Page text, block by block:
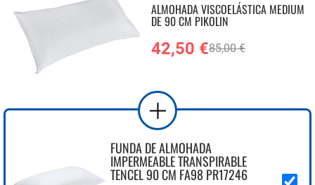
ALMOHADA VISCOELÁSTICA MEDIUM
DE 90 CM PIKOLIN
42,50 €85,00 €
FUNDA DE ALMOHADA
IMPERMEABLE TRANSPIRABLE
TENCEL 90 CM FA98 PR17246